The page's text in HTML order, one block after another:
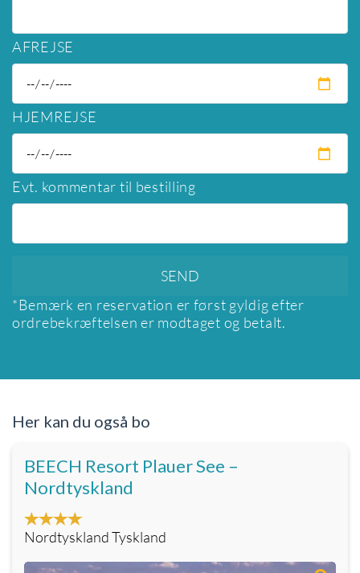
AFREJSE
HJEMREJSE
Evt. kommentar til bestilling
*Bemærk en reservation er først gyldig efter
ordrebekræftelsen er modtaget og betalt.
Her kan du også bo
BEECH Resort Plauer See –
Nordtyskland
Nordtyskland Tyskland